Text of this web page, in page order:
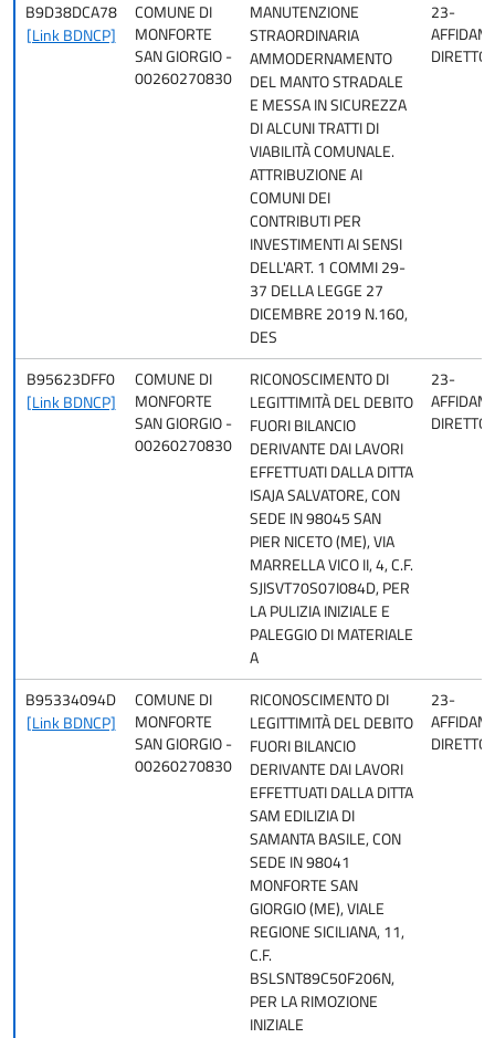
B9D38DCA78
[Link BDNCP]
COMUNE DI
MONFORTE
SAN GIORGIO -
00260270830
MANUTENZIONE
STRAORDINARIA
AMMODERNAMENTO
DEL MANTO STRADALE
E MESSA IN SICUREZZA
DI ALCUNI TRATTI DI
VIABILITÀ COMUNALE.
ATTRIBUZIONE AI
COMUNI DEI
CONTRIBUTI PER
INVESTIMENTI AI SENSI
DELL'ART. 1 COMMI 29-
37 DELLA LEGGE 27
DICEMBRE 2019 N.160,
DES
23-
DIRETTO
B95623DFF0
[Link BDNCP]
COMUNE DI
MONFORTE
SAN GIORGIO -
00260270830
RICONOSCIMENTO DI
LEGITTIMITÀ DEL DEBITO
FUORI BILANCIO
DERIVANTE DAI LAVORI
EFFETTUATI DALLA DITTA
ISAJA SALVATORE, CON
SEDE IN 98045 SAN
PIER NICETO (ME), VIA
MARRELLA VICO II, 4, C.F.
SJISVT70S07I084D, PER
LA PULIZIA INIZIALE E
PALEGGIO DI MATERIALE
A
23-
DIRETTO
B95334094D
[Link BDNCP]
COMUNE DI
MONFORTE
SAN GIORGIO -
00260270830
RICONOSCIMENTO DI
LEGITTIMITÀ DEL DEBITO
FUORI BILANCIO
DERIVANTE DAI LAVORI
EFFETTUATI DALLA DITTA
SAM EDILIZIA DI
SAMANTA BASILE, CON
SEDE IN 98041
MONFORTE SAN
GIORGIO (ME), VIALE
REGIONE SICILIANA, 11,
C.F.
BSLSNT89C50F206N,
PER LA RIMOZIONE
INIZIALE
23-
DIRETTO